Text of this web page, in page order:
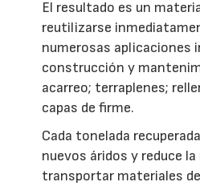
El resultado es un
reutilizarse
numerosas aplicaciones
construcción y
acarreo; terraplenes;
capas de firme.
Cada tonelada
nuevos áridos y reduce la
transportar materiales